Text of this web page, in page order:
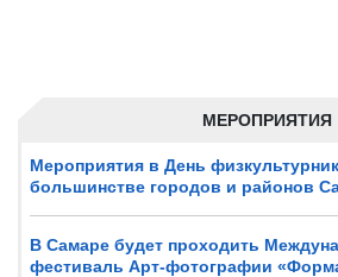
МЕРОПРИЯТИЯ
Мероприятия в День
большинстве городов и районов
В Самаре будет проходить
фестиваль Арт-фотографии